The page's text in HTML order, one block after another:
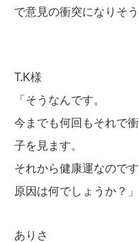
で意見の衝突になりそう
T.K様
「そうなんです。
今までも何回もそれで
子を見ます。
それから健康運なので
原因は何でしょうか？」
ありさ